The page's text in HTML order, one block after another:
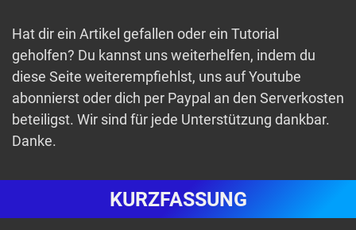
Hat dir ein Artikel gefallen oder ein Tutorial
geholfen? Du kannst uns weiterhelfen, indem du
diese Seite weiterempfiehlst, uns auf Youtube
abonnierst oder dich per Paypal an den Serverkosten
beteiligst. Wir sind für jede Unterstützung dankbar.
Danke.
KURZFASSUNG